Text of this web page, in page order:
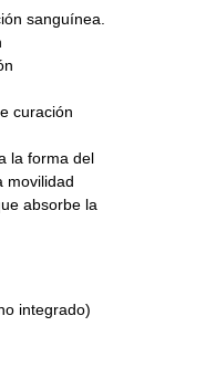
sanguínea.
curación
la forma del
movilidad
absorbe la
integrado)